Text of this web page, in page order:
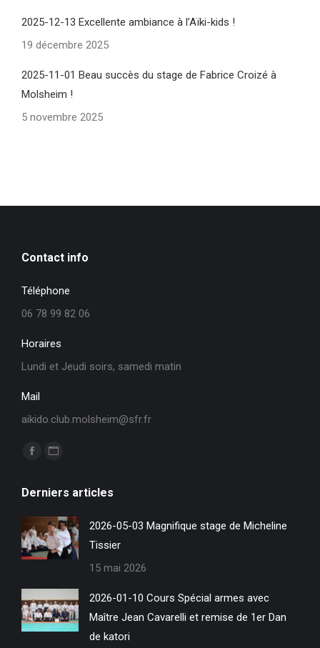
2025-12-13 Excellente ambiance à l’Aïki-kids !
19 décembre 2025
2025-11-01 Beau succès du stage de Fabrice Croizé à
Molsheim !
5 novembre 2025
Contact info
Téléphone
06 78 99 82 06
Horaires
Lundi et Jeudi soirs, samedi matin
Mail
aikido.club.molsheim@sfr.fr
Trouvez nous sur :
La
Facebook
s'ouvre
dans
une
fenêtre
La
Site
Web
s'ouvre
dans
nouvelle
fenêtre
Derniers articles
2026-05-03 Magnifique stage de Micheline
Tissier
15 mai 2026
2026-01-10 Cours Spécial armes avec
Maître Jean Cavarelli et remise de 1er Dan
de katori